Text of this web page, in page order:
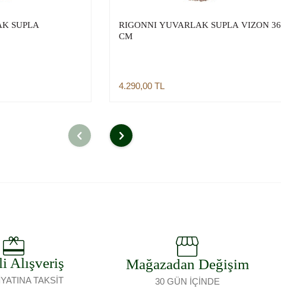
SUPLA
RIGONNI YUVARLAK SUPLA VIZON 36
CM
4.290,00 TL
Alışveriş
TAKSİT
Mağazadan Değişim
30 GÜN İÇİNDE